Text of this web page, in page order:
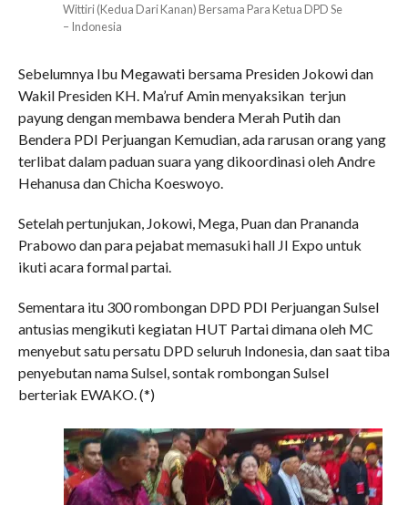
Wittiri (Kedua Dari Kanan) Bersama Para Ketua DPD Se
– Indonesia
Sebelumnya Ibu Megawati bersama Presiden Jokowi dan
Wakil Presiden KH. Ma’ruf Amin menyaksikan terjun
payung dengan membawa bendera Merah Putih dan
Bendera PDI Perjuangan Kemudian, ada rarusan orang yang
terlibat dalam paduan suara yang dikoordinasi oleh Andre
Hehanusa dan Chicha Koeswoyo.
Setelah pertunjukan, Jokowi, Mega, Puan dan Prananda
Prabowo dan para pejabat memasuki hall JI Expo untuk
ikuti acara formal partai.
Sementara itu 300 rombongan DPD PDI Perjuangan Sulsel
antusias mengikuti kegiatan HUT Partai dimana oleh MC
menyebut satu persatu DPD seluruh Indonesia, dan saat tiba
penyebutan nama Sulsel, sontak rombongan Sulsel
berteriak EWAKO. (*)